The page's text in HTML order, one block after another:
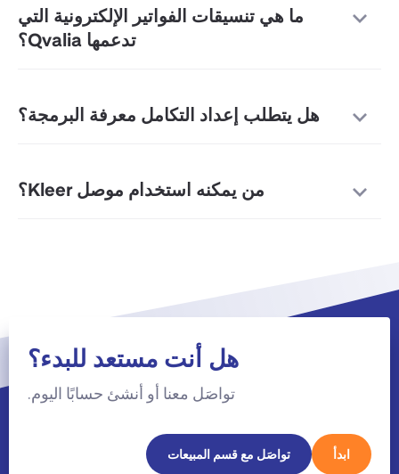
ما هي تنسيقات الفواتير الإلكترونية التي
تدعمها Qvalia؟
هل يتطلب إعداد التكامل معرفة البرمجة؟
من يمكنه استخدام موصل Kleer؟
هل أنت مستعد للبدء؟
تواصَل معنا أو أنشئ حسابًا اليوم.
ابدأ تواصَل مع قسم المبيعات